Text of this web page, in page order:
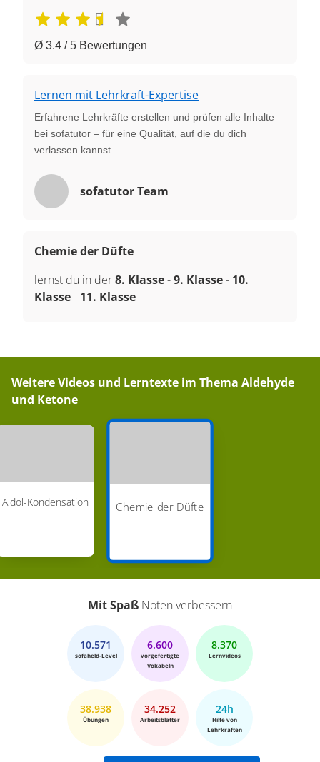
Ø 3.4 / 5 Bewertungen
Lernen mit Lehrkraft-Expertise
Erfahrene Lehrkräfte erstellen und prüfen alle Inhalte
bei sofatutor – für eine Qualität, auf die du dich
verlassen kannst.
sofatutor Team
Chemie der Düfte
lernst du in der8. Klasse-9. Klasse- 10.
Klasse- 11. Klasse
Weitere Videos und Lerntexte im Thema Aldehyde
und Ketone
Aldol-Kondensation Chemie der Düfte
Mit Spaß Noten verbessern
10.571
sofaheld-Level
6.600
vorgefertigte
Vokabeln
8.370
Lernvideos
38.938
Übungen
34.252
Arbeitsblätter
24h
Hilfe von
Lehrkräften